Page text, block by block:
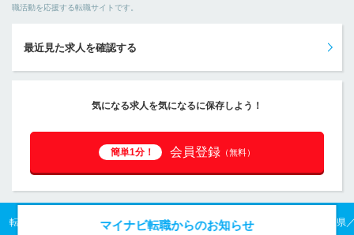
職活動を応援する転職サイトです。
最近見た求人を確認する
気になる求人を気になるに保存しよう！
簡単1分！ 会員登録 （無料）
転職TOP 東海の転職・求人情報TOP 愛知県の転職・求人情報TOP 愛知県
マイナビ転職からのお知らせ